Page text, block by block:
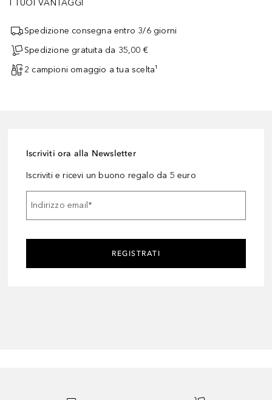
I TUOI VANTAGGI
Spedizione consegna entro 3/6 giorni
Spedizione gratuita da 35,00 €
2 campioni omaggio a tua scelta¹
Iscriviti ora alla Newsletter
Iscriviti e ricevi un buono regalo da 5 euro
Indirizzo email*
REGISTRATI